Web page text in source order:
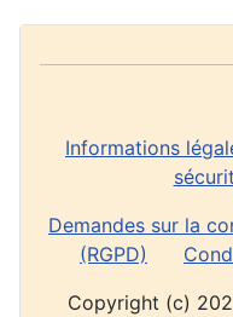
Informations
Demandes sur la
(RGPD)
Copyright (c)